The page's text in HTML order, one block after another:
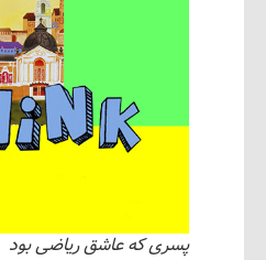
پسری که عاشق ریاضی بود